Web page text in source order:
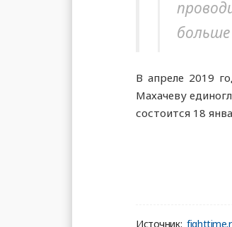
В апреле 2019
Махачеву
состоится 18
Источник: